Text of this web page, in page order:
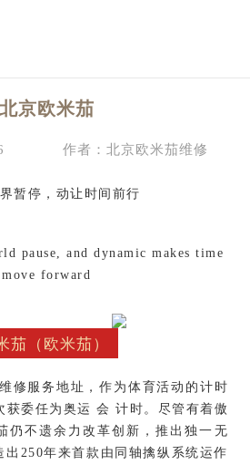
北京欧米茄
作者：北京欧米茄维修
暂停，动让时间前行
pause, and dynamic makes time
move forward
茄（欧米茄）
修服务地址，作为体育活动的计时
获委任为奥运 会 计时。尽管有着傲
仍不遗余力改革创新，推出独一无
出250年来首款由同轴擒纵系统运作